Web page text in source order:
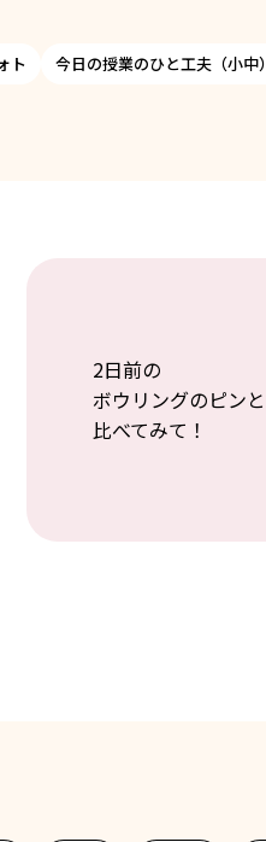
ト 今日の授業のひと工夫（小中）
2日前の
ボウリングのピンと
比べてみて！